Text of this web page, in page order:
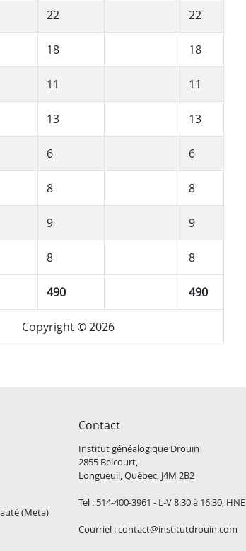
22 22
18 18
11 11
13 13
6 6
8 8
9 9
8 8
490 490
Copyright © 2026
(Meta)
Contact
Institut généalogique Drouin
2855 Belcourt,
Longueuil, Québec, J4M 2B2
Tel : 514-400-3961 - L-V 8:30 à 16:30, HNE
Courriel :contact@institutdrouin.com